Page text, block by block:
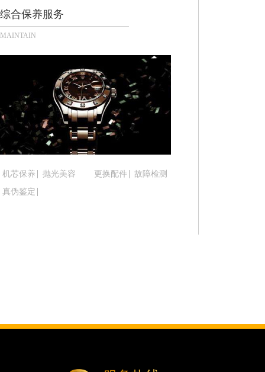
吉林省吉林市船营区河南街腕表时光售后服务中心
吉林省梅河口市新华街道梅河大街腕表时光售后
吉林省四平市铁东区紫气大路与南九经街交汇处腕
吉林省松原市宁江区五环大街腕表时光售后服务中
吉林省通化市东昌区环通乡江南大街腕表时光售后
吉林省延边市延吉市解放路腕表时光售后服务中心
辽宁省朝阳市双塔区新华路腕表时光售后服务中心
辽宁省营口市站前区市府路与渤海大街交叉口腕表
综合保养服务
MAINTAIN
机芯保养 抛光美容 更换配件
故障检测
真伪鉴定